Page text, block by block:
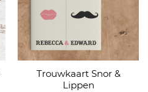
Trouwkaart Snor &
Lippen